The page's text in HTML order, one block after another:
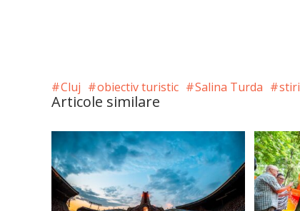
Cluj obiectiv turistic Salina Turda stiri
Articole similare